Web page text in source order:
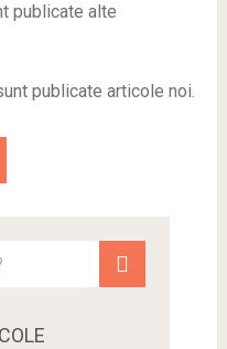
publicate alte
publicate articole noi.